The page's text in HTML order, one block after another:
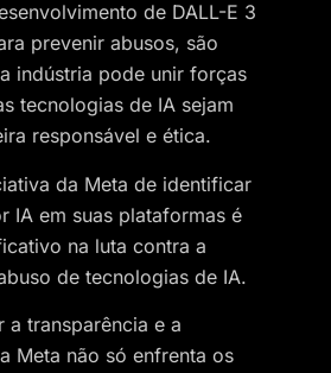
de DALL-E 3
prevenir abusos, são
indústria pode unir forças
tecnologias de IA sejam
responsável e ética.
da Meta de identificar
IA em suas plataformas é
na luta contra a
de tecnologias de IA.
a transparência e a
Meta não só enfrenta os